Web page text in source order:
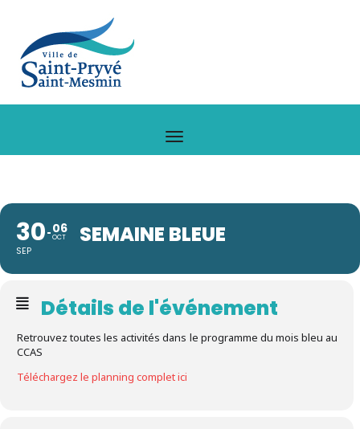
30
SEP
06
OCT SEMAINE BLEUE
Détails de l'événement
Retrouvez toutes les activités dans le programme du mois bleu au
CCAS
Téléchargez le planning complet ici